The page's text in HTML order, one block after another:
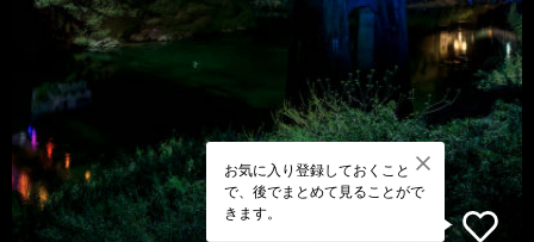
お気に入り登録しておくこと
で、後でまとめて見ることがで
きます。